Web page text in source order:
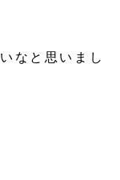
なと思いまし